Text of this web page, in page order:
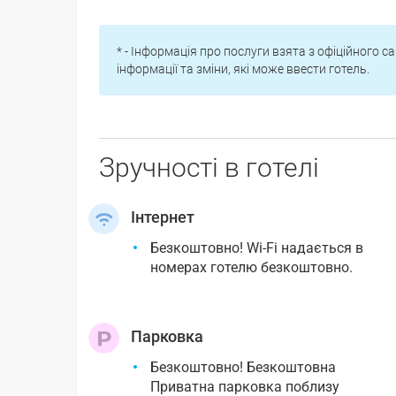
* - Інформація про послуги взята з офіційного
інформації та зміни, які може ввести готель.
Зручності в готелі
Інтернет
Безкоштовно! Wi-Fi надається в
номерах готелю безкоштовно.
Парковка
Безкоштовно! Безкоштовна
Приватна парковка поблизу